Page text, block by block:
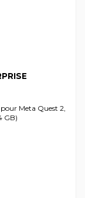
Meta Quest 2,
GB)